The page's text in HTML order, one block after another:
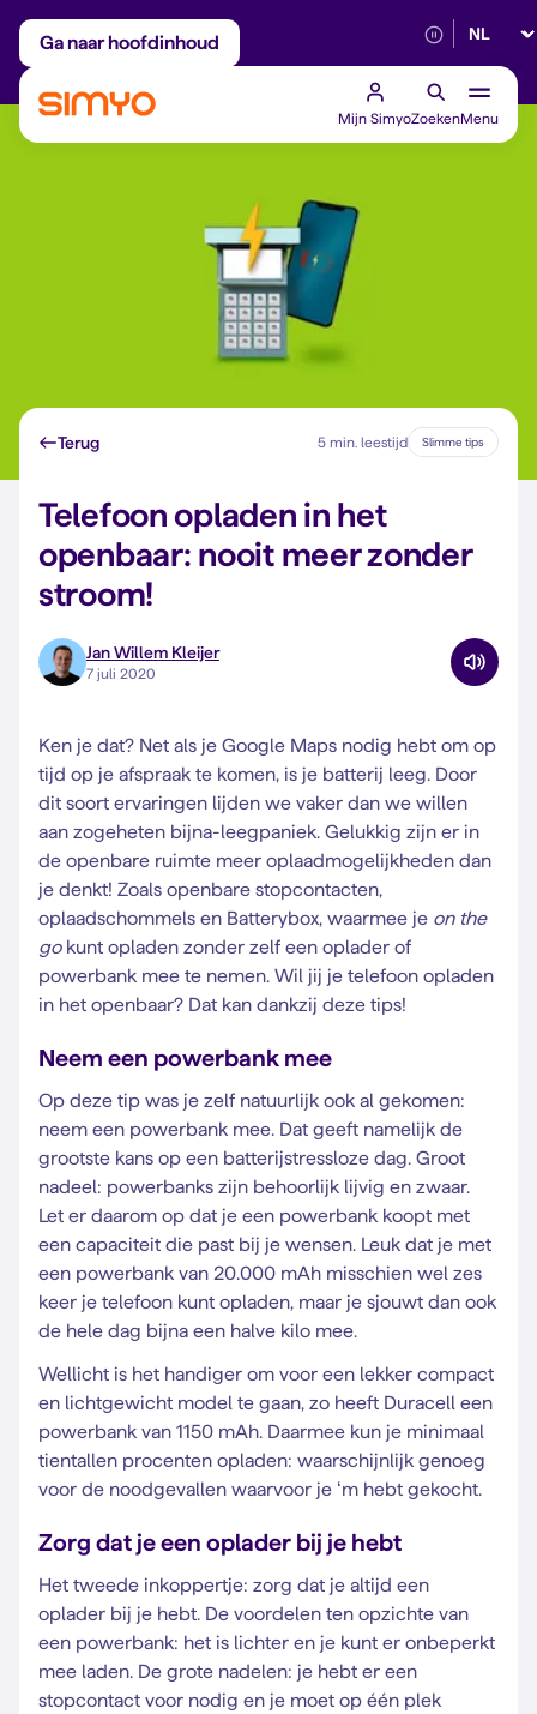
Ga naar hoofdinhoud
Maandelijks aanpasbaar Betrouwbaar
Mijn SimyoZoekenMenu
Terug 5 min. leestijd Slimme tips
Telefoon opladen in het
openbaar: nooit meer zonder
stroom!
Jan Willem Kleijer
7 juli 2020
Ken je dat? Net als je Google Maps nodig hebt om op
tijd op je afspraak te komen, is je batterij leeg. Door
dit soort ervaringen lijden we vaker dan we willen
aan zogeheten bijna-leegpaniek. Gelukkig zijn er in
de openbare ruimte meer oplaadmogelijkheden dan
je denkt! Zoals openbare stopcontacten,
oplaadschommels en Batterybox, waarmee je on the
gokunt opladen zonder zelf een oplader of
powerbank mee te nemen. Wil jij je telefoon opladen
in het openbaar? Dat kan dankzij deze tips!
Neem een powerbank mee
Op deze tip was je zelf natuurlijk ook al gekomen:
neem een powerbank mee. Dat geeft namelijk de
grootste kans op een batterijstressloze dag. Groot
nadeel: powerbanks zijn behoorlijk lijvig en zwaar.
Let er daarom op dat je een powerbank koopt met
een capaciteit die past bij je wensen. Leuk dat je met
een powerbank van 20.000 mAh misschien wel zes
keer je telefoon kunt opladen, maar je sjouwt dan ook
de hele dag bijna een halve kilo mee.
Wellicht is het handiger om voor een lekker compact
en lichtgewicht model te gaan, zo heeft Duracell een
powerbank van 1150 mAh. Daarmee kun je minimaal
tientallen procenten opladen: waarschijnlijk genoeg
voor de noodgevallen waarvoor je ‘m hebt gekocht.
Zorg dat je een oplader bij je hebt
Het tweede inkoppertje: zorg dat je altijd een
oplader bij je hebt. De voordelen ten opzichte van
een powerbank: het is lichter en je kunt er onbeperkt
mee laden. De grote nadelen: je hebt er een
stopcontact voor nodig en je moet op één plek